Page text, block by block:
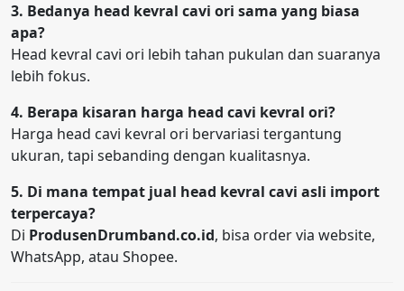
3. Bedanya head kevral cavi ori sama yang biasa
apa?
Head kevral cavi ori lebih tahan pukulan dan suaranya
lebih fokus.
4. Berapa kisaran harga head cavi kevral ori?
Harga head cavi kevral ori bervariasi tergantung
ukuran, tapi sebanding dengan kualitasnya.
5. Di mana tempat jual head kevral cavi asli import
terpercaya?
Di ProdusenDrumband.co.id, bisa order via website,
WhatsApp, atau Shopee.